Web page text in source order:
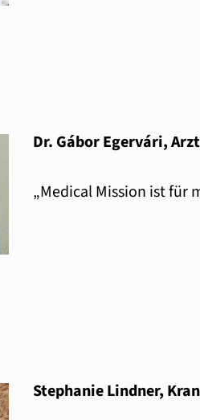
Dr. Gábor Egervári,
„Medical Mission ist für
Stephanie Lindner,